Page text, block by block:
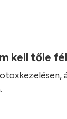
kell tőle